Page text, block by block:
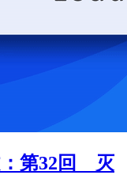
：第32回 灭